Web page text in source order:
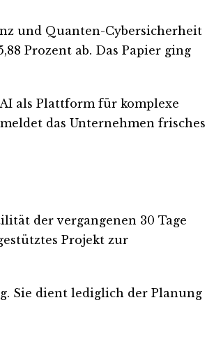
und Quanten-Cybersicherheit
Prozent ab. Das Papier ging
als Plattform für komplexe
das Unternehmen frisches
der vergangenen 30 Tage
Projekt zur
Sie dient lediglich der Planung